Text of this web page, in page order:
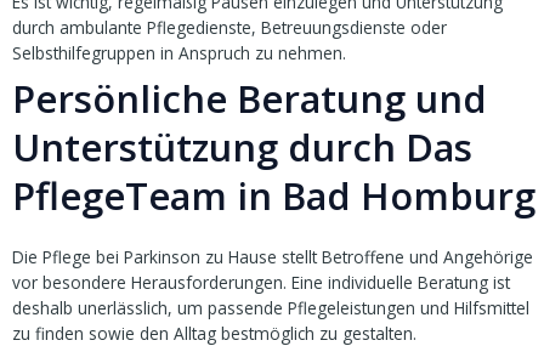
durch ambulante Pflegedienste, Betreuungsdienste oder
Selbsthilfegruppen in Anspruch zu nehmen.
Persönliche Beratung und
Unterstützung durch Das
PflegeTeam in Bad Homburg
Die Pflege bei Parkinson zu Hause stellt Betroffene und Angehörige
vor besondere Herausforderungen. Eine individuelle Beratung ist
deshalb unerlässlich, um passende Pflegeleistungen und Hilfsmittel
zu finden sowie den Alltag bestmöglich zu gestalten.